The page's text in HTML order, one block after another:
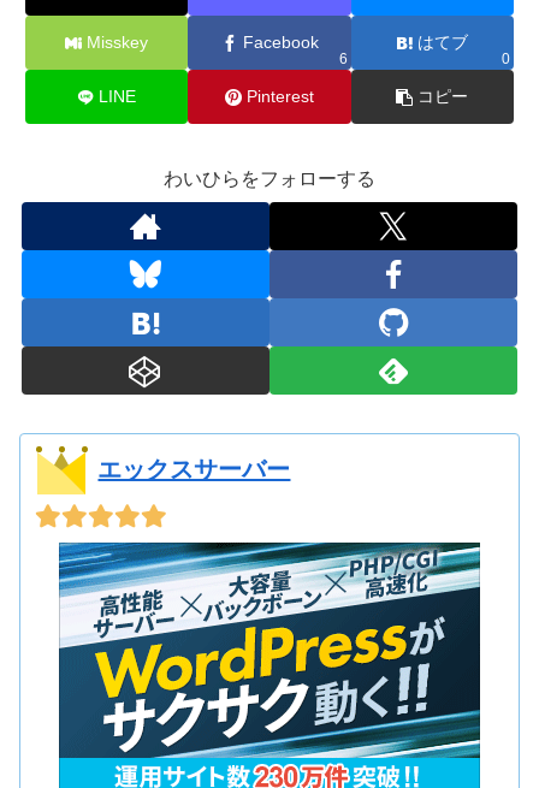
Misskey Facebook
6
はてブ
0
LINE Pinterest コピー
わいひらをフォローする
エックスサーバー